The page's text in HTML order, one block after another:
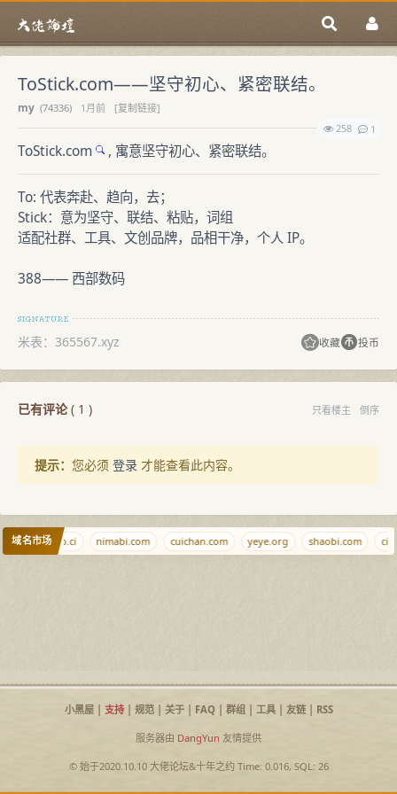
ToStick.com——坚守初心、紧密联结。
my (74336) 1月前
[复制链接]
258
1
ToStick.com , 寓意坚守初心、紧密联结。
To: 代表奔赴、趋向，去；
Stick：意为坚守、联结、粘贴，词组
适配社群、工具、文创品牌，品相干净，个人 IP。
388—— 西部数码
米表：365567.xyz 收藏 投币
已有评论( 1 ) 只看楼主 倒序
提示： 您必须 登录 才能查看此内容。
域名市场 nb.ci nimabi.com cuichan.com yeye.org shaobi.com
小黑屋| 支持| 规范| 关于| FAQ| 群组| 工具| 友链| RSS
服务器由 DangYun 友情提供
© 始于2020.10.10 大佬论坛&十年之约Time: 0.016, SQL: 26